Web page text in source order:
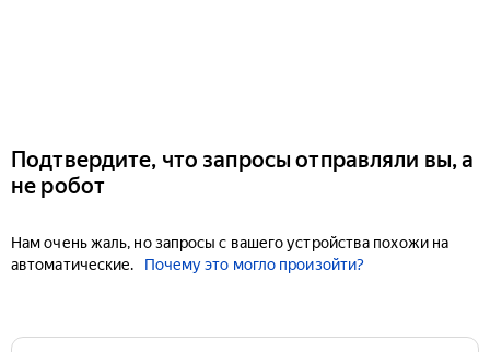
Подтвердите, что запросы отправляли вы, а
не робот
Нам очень жаль, но запросы с вашего устройства похожи на
автоматические.
Почему это могло произойти?